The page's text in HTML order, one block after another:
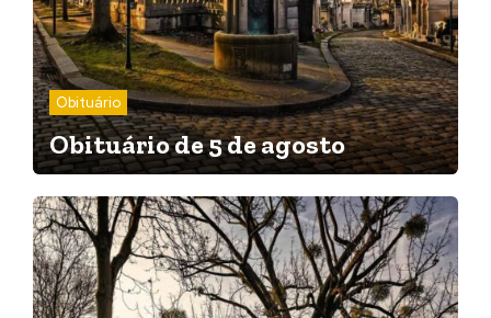
Obituário
Obituário de 5 de agosto